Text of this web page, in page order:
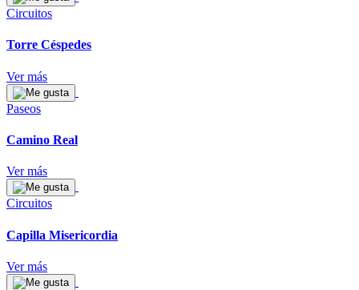
Circuitos
Torre Céspedes
Ver más
Paseos
Camino Real
Ver más
Circuitos
Capilla Misericordia
Ver más